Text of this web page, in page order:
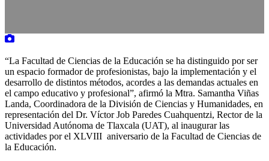
“La Facultad de Ciencias de la Educación se ha distinguido por ser
un espacio formador de profesionistas, bajo la implementación y el
desarrollo de distintos métodos, acordes a las demandas actuales en
el campo educativo y profesional”, afirmó la Mtra. Samantha Viñas
Landa, Coordinadora de la División de Ciencias y Humanidades, en
representación del Dr. Víctor Job Paredes Cuahquentzi, Rector de la
Universidad Autónoma de Tlaxcala (UAT), al inaugurar las
actividades por el XLVIII aniversario de la Facultad de Ciencias de
la Educación.